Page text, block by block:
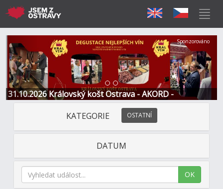
31.10.2026 Královský košt Ostrava - AKORD -
Restaurace a Hotel
Předchozí Další
Sponzorováno
KATEGORIE OSTATNÍ
DATUM
OK